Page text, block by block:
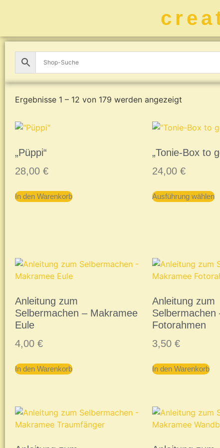
Ergebnisse 1 – 12 von 179 werden angezeigt
„Püppi“
28,00 €
In den Warenkorb
„Tonie-Box to
24,00 €
Ausführung wählen
Anleitung zum
Selbermachen – Makramee
Eule
4,00 €
In den Warenkorb
Anleitung zum
Selbermachen
Fotorahmen
3,50 €
In den Warenkorb